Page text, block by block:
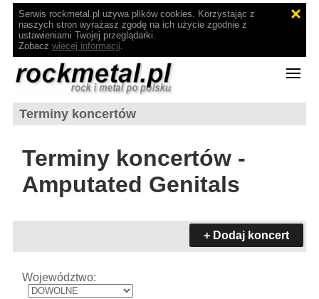
Serwis rockmetal.pl używa plików cookies. Korzystając z
naszych stron wyrażasz zgodę na ich użycie zgodnie z
ustawieniami Twojej przeglądarki.
Zobacz więcej informacji.
Terminy koncertów
Terminy koncertów -
Amputated Genitals
+ Dodaj koncert
Województwo: